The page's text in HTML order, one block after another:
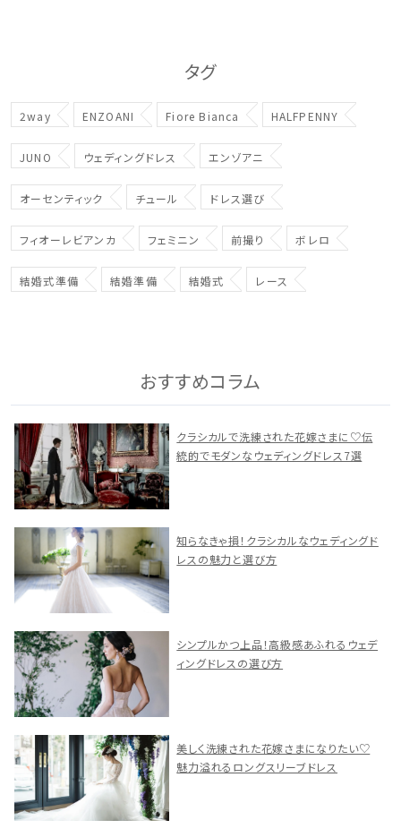
タグ
2way ENZOANI Fiore Bianca HALFPENNY
JUNO ウェディングドレス エンゾアニ
オーセンティック チュール ドレス選び
フィオーレビアンカ フェミニン 前撮り ボレロ
結婚式準備 結婚準備 結婚式 レース
おすすめコラム
クラシカルで洗練された花嫁さまに♡伝
統的でモダンなウェディングドレス7選
知らなきゃ損！クラシカルなウェディングド
レスの魅力と選び方
シンプルかつ上品！高級感あふれるウェデ
ィングドレスの選び方
美しく洗練された花嫁さまになりたい♡
魅力溢れるロングスリーブドレス